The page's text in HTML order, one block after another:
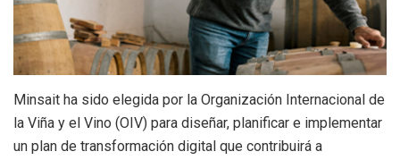
Minsait ha sido elegida por la Organización Internacional de
la Viña y el Vino (OIV) para diseñar, planificar e implementar
un plan de transformación digital que contribuirá a